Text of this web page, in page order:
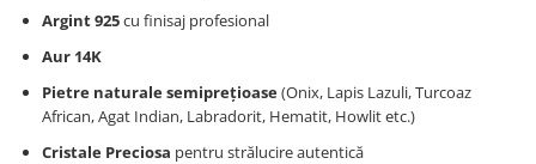
Lănțișoare cu Molecule
Lănțișoare cu Pietre Naturale
COLIERE CU PERLE
Coliere cu Perle Naturale
Argint 925cu finisaj profesional
Aur 14K
Pietre naturale semiprețioase(Onix, Lapis Lazuli, Turcoaz
African, Agat Indian, Labradorit, Hematit, Howlit etc.)
Cristale Preciosa pentru strălucire autentică